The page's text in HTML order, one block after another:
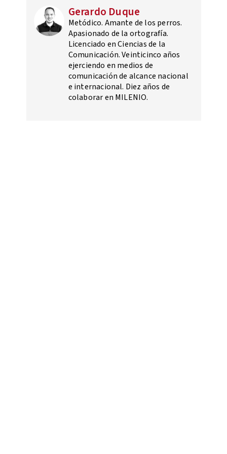
Gerardo Duque
Metódico. Amante de los perros.
Apasionado de la ortografía.
Licenciado en Ciencias de la
Comunicación. Veinticinco años
ejerciendo en medios de
comunicación de alcance nacional
e internacional. Diez años de
colaborar en MILENIO.